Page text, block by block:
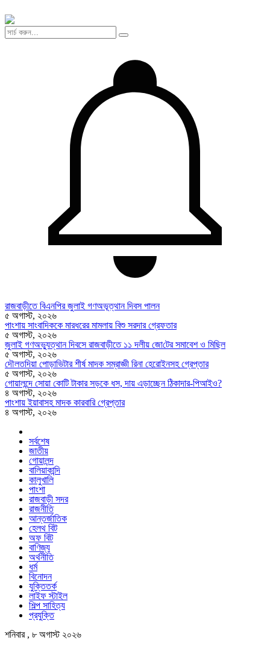
রাজবাড়ীতে বিএন‌পির জুলাই গণঅভূত্থান দিবস পালন
৫ অগাস্ট, ২০২৬
পাংশায় সাংবাদিককে মারধরের মামলায় বিশু সরদার গ্রেফতার
৫ অগাস্ট, ২০২৬
জুলাই গণঅভ্যুত্থান দিবসে রাজবাড়ীতে ১১ দলীয় জো‌টের সমাবেশ ও মি‌ছিল
৫ অগাস্ট, ২০২৬
দৌলতদিয়া পোড়াভিটার শীর্ষ মাদক সম্রাজ্ঞী রিনা হেরোইনসহ গ্রেপ্তার
৫ অগাস্ট, ২০২৬
গোয়ালন্দে সোয়া কোটি টাকার সড়কে ধস, দায় এড়াচ্ছেন ঠিকাদার-পিআইও?
৪ অগাস্ট, ২০২৬
পাংশায় ইয়াবাসহ মাদক কারবারি গ্রেপ্তার
৪ অগাস্ট, ২০২৬
সর্বশেষ
জাতীয়
গোয়ালন্দ
বালিয়াকান্দি
কালুখালি
পাংশা
রাজবাড়ী সদর
রাজনীতি
আন্তর্জাতিক
হেলথ বিট
অফ বিট
বাণিজ্য
অর্থনীতি
ধর্ম
বিনোদন
যুক্তিতর্ক
লাইফ স্টাইল
শিল্প সাহিত্য
প্রযুক্তি
শনিবার , ৮ অগাস্ট ২০২৬